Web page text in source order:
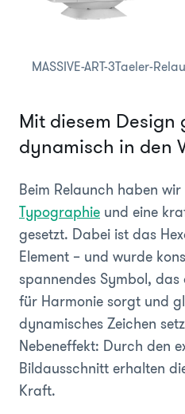
MASSIVE-ART-3Taeler-
Mit diesem Design
dynamisch in den
Beim Relaunch haben
Typographie und eine
gesetzt. Dabei ist das
Element – und wurde
spannendes Symbol,
für Harmonie sorgt und
dynamisches Zeichen
Nebeneffekt: Durch den
Bildausschnitt erhalten
Kraft.